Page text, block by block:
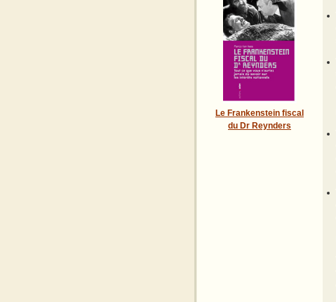
Le Frankenstein fiscal
du Dr Reynders